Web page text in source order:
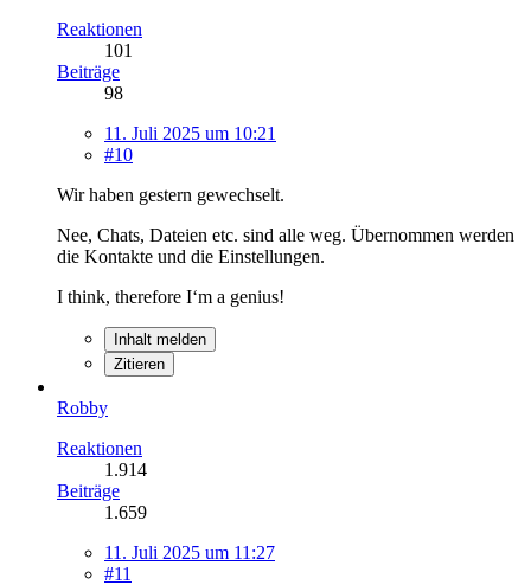
Reaktionen
101
Beiträge
98
11. Juli 2025 um 10:21
#10
Wir haben gestern gewechselt.
Nee, Chats, Dateien etc. sind alle weg. Übernommen werden
die Kontakte und die Einstellungen.
I think, therefore I‘m a genius!
Inhalt melden
Zitieren
Robby
Reaktionen
1.914
Beiträge
1.659
11. Juli 2025 um 11:27
#11